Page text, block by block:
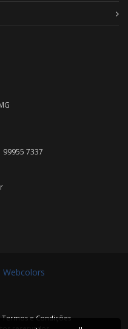
99955 7337
Termos e Condições